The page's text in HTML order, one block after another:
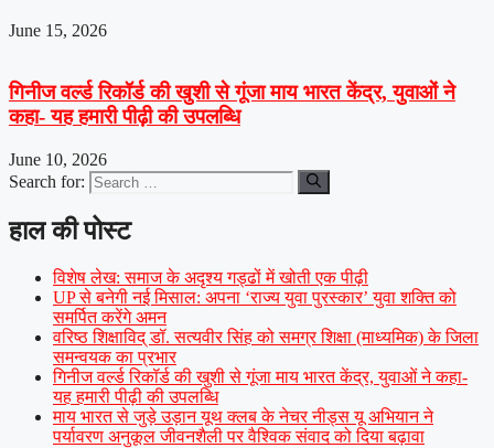
June 15, 2026
गिनीज वर्ल्ड रिकॉर्ड की खुशी से गूंजा माय भारत केंद्र, युवाओं ने
कहा- यह हमारी पीढ़ी की उपलब्धि
June 10, 2026
Search for:
हाल की पोस्ट
विशेष लेख: समाज के अदृश्य गड्ढों में खोती एक पीढ़ी
UP से बनेगी नई मिसाल: अपना ‘राज्य युवा पुरस्कार’ युवा शक्ति को
समर्पित करेंगे अमन
वरिष्ठ शिक्षाविद् डॉ. सत्यवीर सिंह को समग्र शिक्षा (माध्यमिक) के जिला
समन्वयक का प्रभार
गिनीज वर्ल्ड रिकॉर्ड की खुशी से गूंजा माय भारत केंद्र, युवाओं ने कहा-
यह हमारी पीढ़ी की उपलब्धि
माय भारत से जुड़े उड़ान यूथ क्लब के नेचर नीड्स यू अभियान ने
पर्यावरण अनुकूल जीवनशैली पर वैश्विक संवाद को दिया बढ़ावा